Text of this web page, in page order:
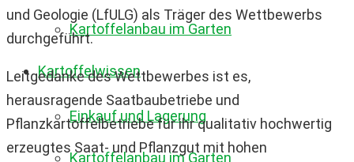
Kartoffelanbau im Garten
Einkauf und Lagerung
Kartoffelwissen
Kartoffelanbau im Garten
und Geologie (LfULG) als Träger des Wettbewerbs
durchgeführt.
Leitgedanke des Wettbewerbes ist es,
herausragende Saatbaubetriebe und
Pflanzkartoffelbetriebe für ihr qualitativ hochwertig
erzeugtes Saat- und Pflanzgut mit hohen